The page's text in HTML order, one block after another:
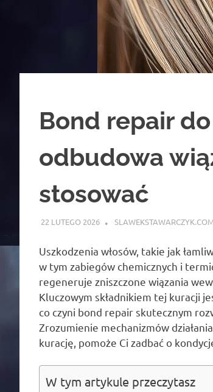
Bond repair
odbudowa
stosować
22 LUTEGO 2026
Uszkodzenia włosów, takie jak
w tym zabiegów chemicznych i
regeneruje zniszczone wiązania
Kluczowym składnikiem tej kuracji
co czyni bond repair skutecznym
Zrozumienie mechanizmów
kurację, pomoże Ci zadbać o
W tym artykule przeczytasz